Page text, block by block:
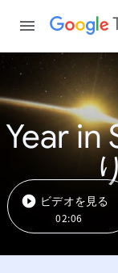
Year in
ビデオを見る
02:06